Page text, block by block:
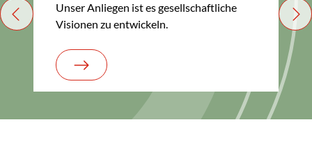
Unser Anliegen ist es gesellschaftliche
Visionen zu entwickeln.
Previous